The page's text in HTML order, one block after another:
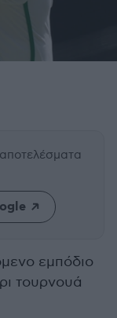
εμπόδιο
τουρνουά